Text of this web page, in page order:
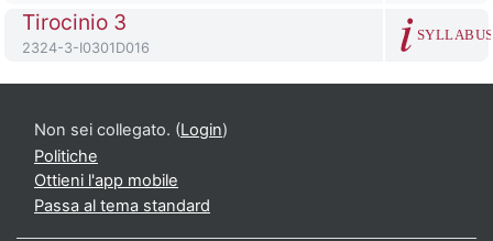
Titolo del corso
Tirocinio 3
Codice identificativo del corso
2324-3-I0301D016
SYLLABUS
Non sei collegato. (Login)
Politiche
Ottieni l'app mobile
Passa al tema standard